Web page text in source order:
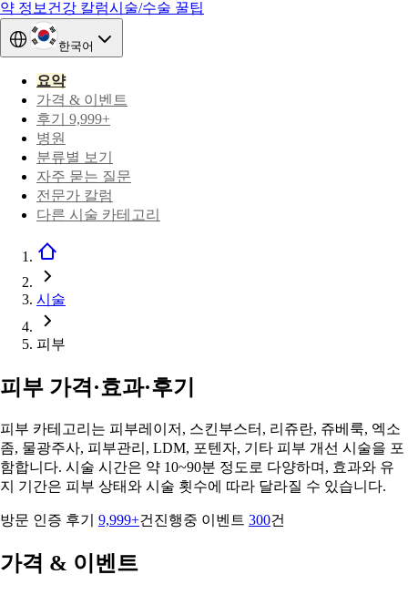
약 정보 건강 칼럼시술/수술 꿀팁
한국어
요약
가격 & 이벤트
후기 9,999+
병원
분류별 보기
자주 묻는 질문
전문가 칼럼
다른 시술 카테고리
시술
피부
피부 가격·효과·후기
피부 카테고리는 피부레이저, 스킨부스터, 리쥬란, 쥬베룩, 엑소
좀, 물광주사, 피부관리, LDM, 포텐자, 기타 피부 개선 시술을 포
함합니다. 시술 시간은 약 10~90분 정도로 다양하며, 효과와 유
지 기간은 피부 상태와 시술 횟수에 따라 달라질 수 있습니다.
방문 인증 후기 9,999+건 진행중 이벤트 300건
가격 & 이벤트